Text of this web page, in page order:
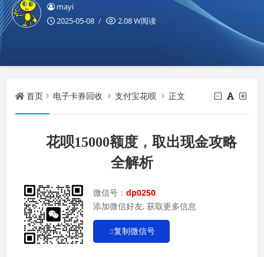
mayi
2025-05-08
2.08 W阅读
首页 电子卡券回收 支付宝花呗 正文
花呗15000额度 ， 取出现金攻略
全解析
微信号： dp0250
添加微信好友, 获取更多信息
复制微信号